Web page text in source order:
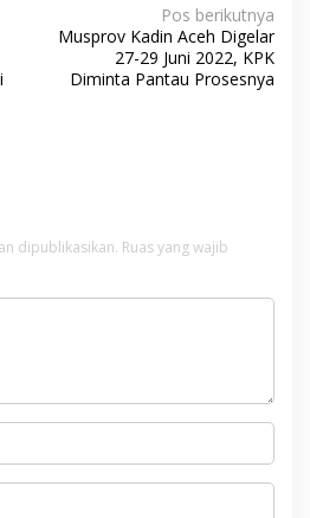
Pos berikutnya
Musprov Kadin Aceh Digelar
27-29 Juni 2022, KPK
Diminta Pantau Prosesnya
dipublikasikan. Ruas yang wajib